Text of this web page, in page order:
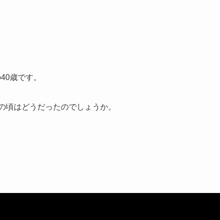
歳です。
はどうだったのでしょうか。